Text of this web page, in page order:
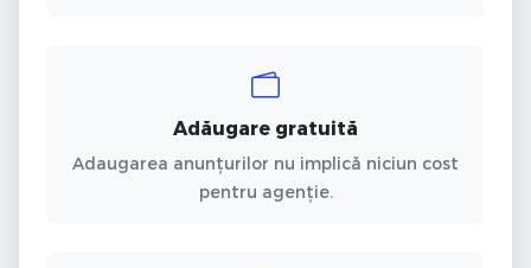
Adăugare gratuită
Adaugarea anunțurilor nu implică niciun cost
pentru agenție.